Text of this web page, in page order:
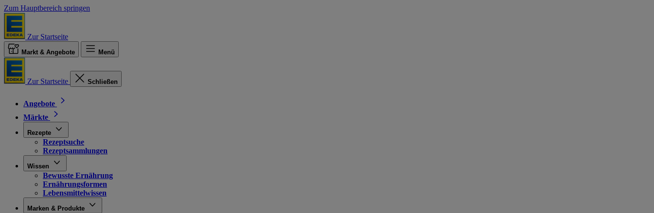
Zum Hauptbereich springen
Zur Startseite
Markt & Angebote Menü
Zur Startseite Schließen
Angebote
Märkte
Rezepte
Rezeptsuche
Rezeptsammlungen
Wissen
Bewusste Ernährung
Ernährungsformen
Lebensmittelwissen
Marken & Produkte